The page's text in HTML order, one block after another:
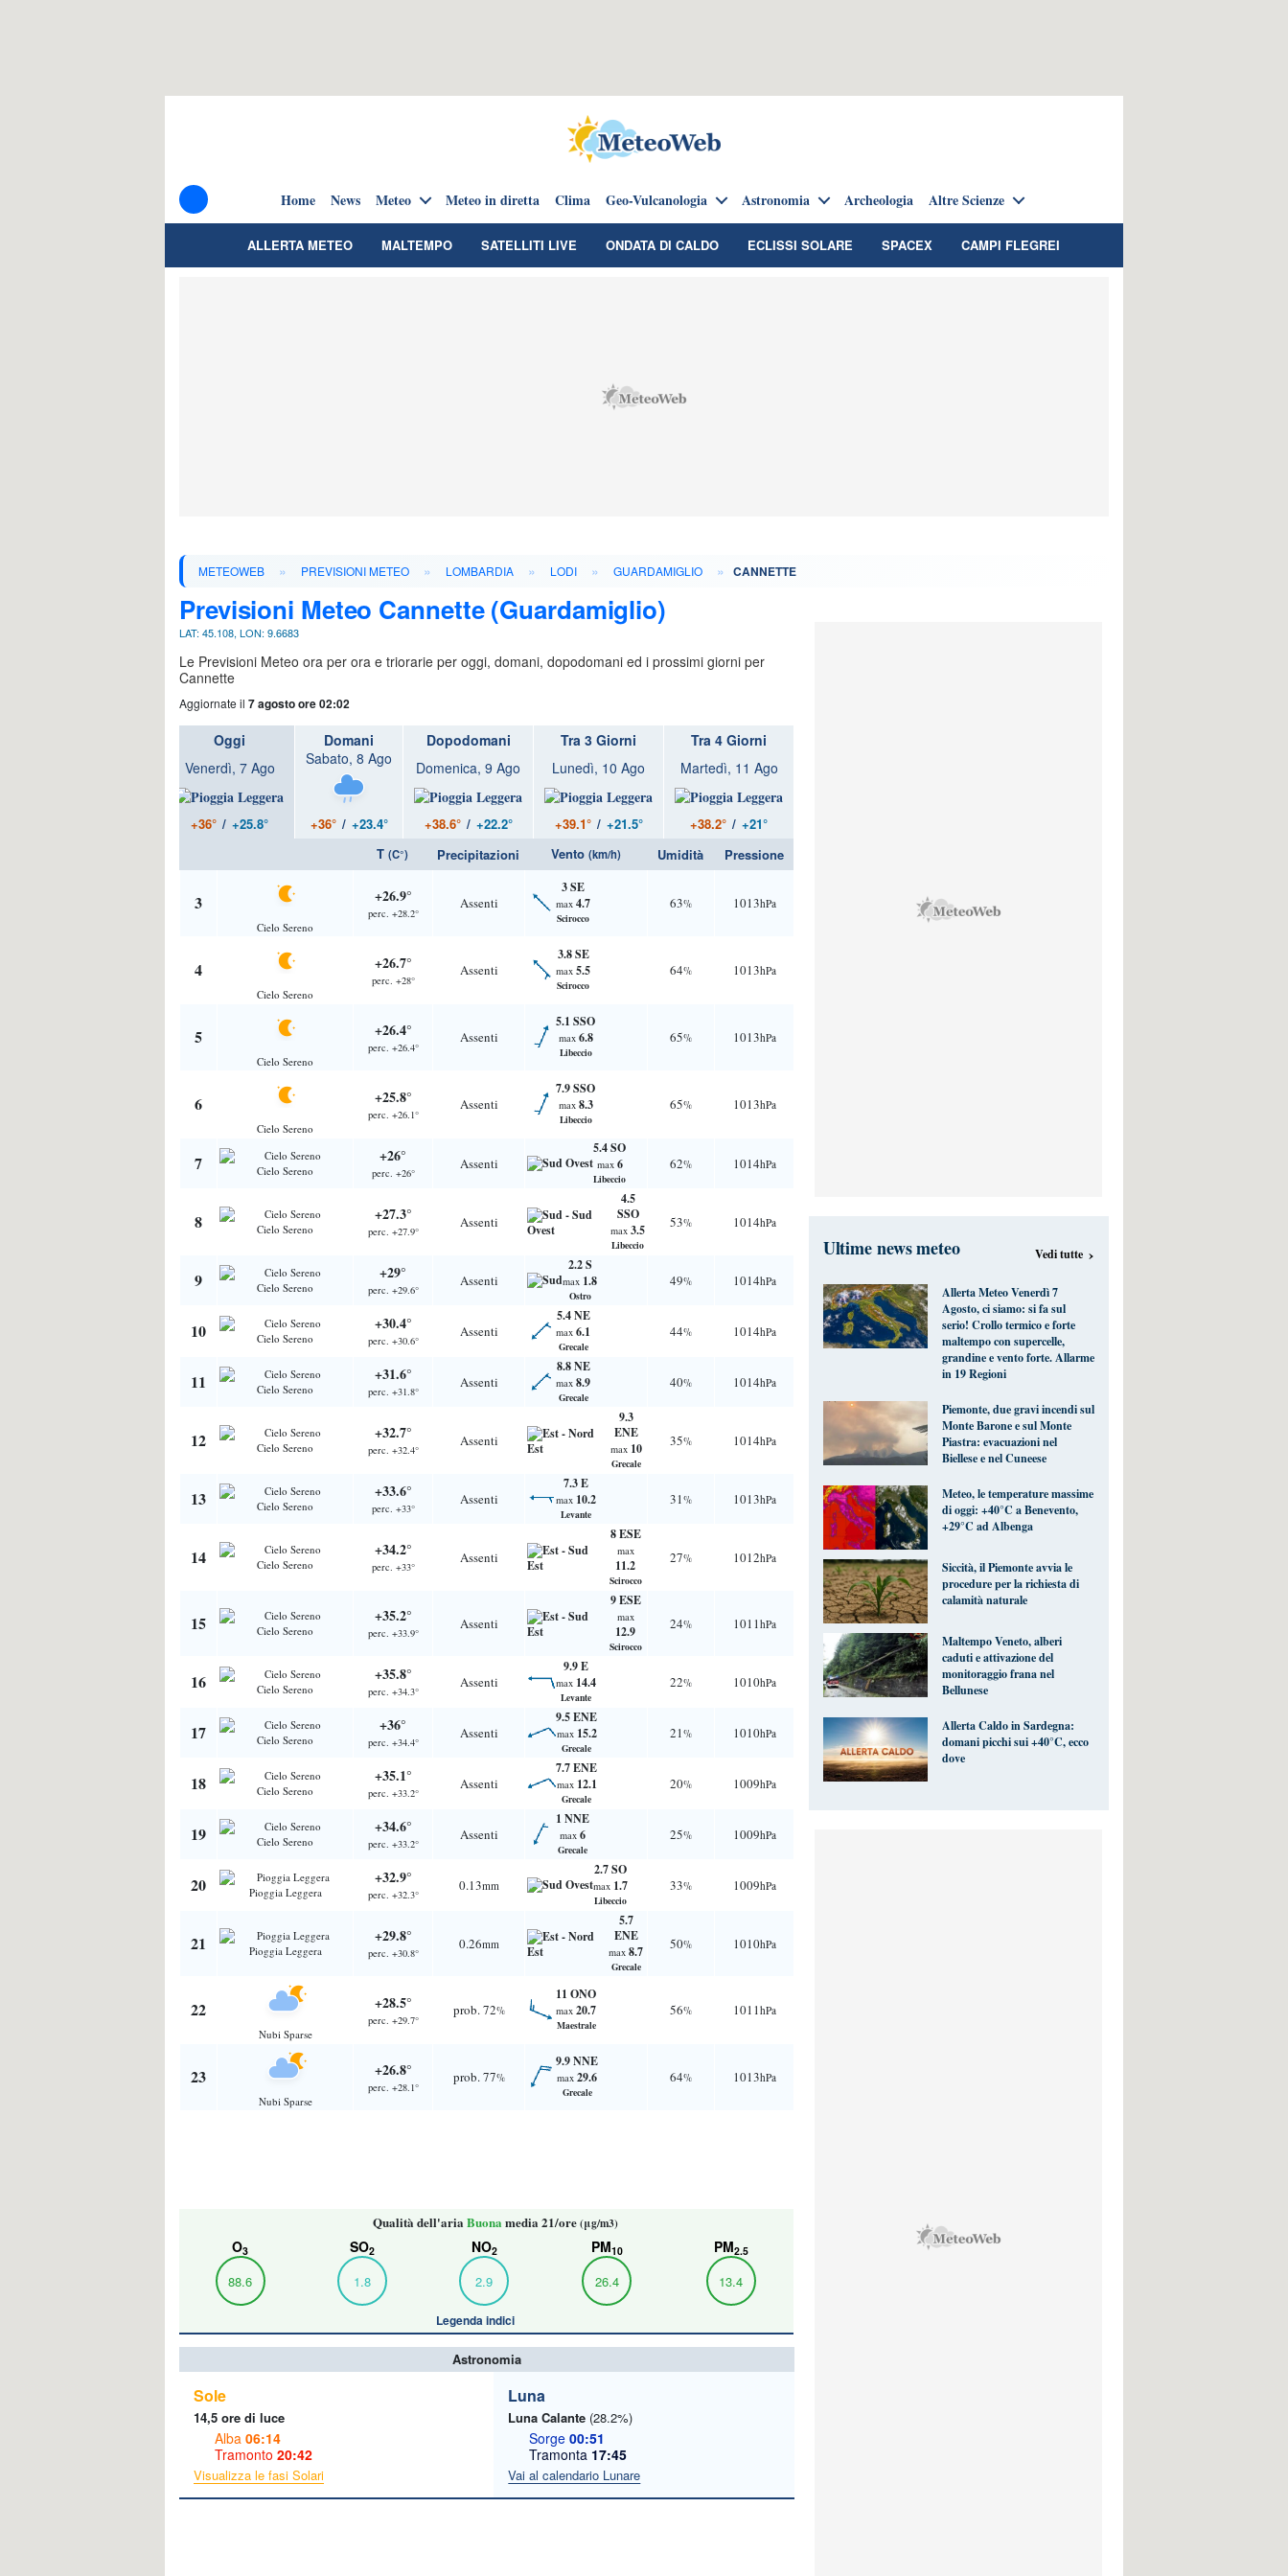
Home News Meteo Meteo in diretta Clima Geo-Vulcanologia Astronomia Archeologia Altre Scienze
ALLERTA METEO MALTEMPO SATELLITI LIVE ONDATA DI CALDO ECLISSI SOLARE SPACEX CAMPI FLEGREI
METEOWEB » PREVISIONI METEO » LOMBARDIA » LODI » GUARDAMIGLIO » CANNETTE
Previsioni Meteo Cannette (Guardamiglio)
LAT: 45.108, LON: 9.6683
Le Previsioni Meteo ora per ora e triorarie per oggi, domani, dopodomani ed i prossimi giorni per
Cannette
Aggiornate il 7 agosto ore 02:02
Oggi
Venerdì, 7 Ago
+36° / +25.8°
Domani
Sabato, 8 Ago
+36° / +23.4°
Dopodomani
Domenica, 9 Ago
+38.6° / +22.2°
Tra 3 Giorni
Lunedì, 10 Ago
+39.1° / +21.5°
Tra 4 Giorni
Martedì, 11 Ago
+38.2° / +21°
T (C°) Precipitazioni Vento (km/h) Umidità Pressione
3
Cielo Sereno
+26.9°
perc. +28.2°
Assenti
3 SE
max 4.7
Scirocco
63% 1013hPa
4
Cielo Sereno
+26.7°
perc. +28°
Assenti
3.8 SE
max 5.5
Scirocco
64% 1013hPa
5
Cielo Sereno
+26.4°
perc. +26.4°
Assenti
5.1 SSO
max 6.8
Libeccio
65% 1013hPa
6
Cielo Sereno
+25.8°
perc. +26.1°
Assenti
7.9 SSO
max 8.3
Libeccio
65% 1013hPa
7 Cielo Sereno
+26°
perc. +26°
Assenti
5.4 SO
max 6
Libeccio
62% 1014hPa
8 Cielo Sereno
+27.3°
perc. +27.9°
Assenti
4.5
SSO
max 3.5
Libeccio
53% 1014hPa
9 Cielo Sereno
+29°
perc. +29.6°
Assenti
2.2 S
max 1.8
Ostro
49% 1014hPa
10 Cielo Sereno
+30.4°
perc. +30.6°
Assenti
5.4 NE
max 6.1
Grecale
44% 1014hPa
11 Cielo Sereno
+31.6°
perc. +31.8°
Assenti
8.8 NE
max 8.9
Grecale
40% 1014hPa
12 Cielo Sereno
+32.7°
perc. +32.4°
Assenti
9.3
ENE
max 10
Grecale
35% 1014hPa
13 Cielo Sereno
+33.6°
perc. +33°
Assenti
7.3 E
max 10.2
Levante
31% 1013hPa
14 Cielo Sereno
+34.2°
perc. +33°
Assenti
8 ESE
max
11.2
Scirocco
27% 1012hPa
15 Cielo Sereno
+35.2°
perc. +33.9°
Assenti
9 ESE
max
12.9
Scirocco
24% 1011hPa
16 Cielo Sereno
+35.8°
perc. +34.3°
Assenti
9.9 E
max 14.4
Levante
22% 1010hPa
17 Cielo Sereno
+36°
perc. +34.4°
Assenti
9.5 ENE
max 15.2
Grecale
21% 1010hPa
18 Cielo Sereno
+35.1°
perc. +33.2°
Assenti
7.7 ENE
max 12.1
Grecale
20% 1009hPa
19 Cielo Sereno
+34.6°
perc. +33.2°
Assenti
1 NNE
max 6
Grecale
25% 1009hPa
20 Pioggia Leggera
+32.9°
perc. +32.3°
0.13mm
2.7 SO
max 1.7
Libeccio
33% 1009hPa
21 Pioggia Leggera
+29.8°
perc. +30.8°
0.26mm
5.7
ENE
max 8.7
Grecale
50% 1010hPa
22
Nubi Sparse
+28.5°
perc. +29.7°
prob. 72%
11 ONO
max 20.7
Maestrale
56% 1011hPa
23
Nubi Sparse
+26.8°
perc. +28.1°
prob. 77%
9.9 NNE
max 29.6
Grecale
64% 1013hPa
Qualità dell'ariaBuona media 21/ore(μg/m3)
O3
88.6
SO2
1.8
NO2
2.9
PM10
26.4
PM2.5
13.4
Legenda indici
Astronomia
Sole
14,5 ore di luce
Alba 06:14
Tramonto 20:42
Visualizza le fasi Solari
Luna
Luna Calante (28.2%)
Sorge 00:51
Tramonta 17:45
Vai al calendario Lunare
Ultime news meteo Vedi tutte ›
Allerta Meteo Venerdì 7
Agosto, ci siamo: si fa sul
serio! Crollo termico e forte
maltempo con supercelle,
grandine e vento forte. Allarme
in 19 Regioni
Piemonte, due gravi incendi sul
Monte Barone e sul Monte
Piastra: evacuazioni nel
Biellese e nel Cuneese
Meteo, le temperature massime
di oggi: +40°C a Benevento,
+29°C ad Albenga
Siccità, il Piemonte avvia le
procedure per la richiesta di
calamità naturale
Maltempo Veneto, alberi
caduti e attivazione del
monitoraggio frana nel
Bellunese
Allerta Caldo in Sardegna:
domani picchi sui +40°C, ecco
dove